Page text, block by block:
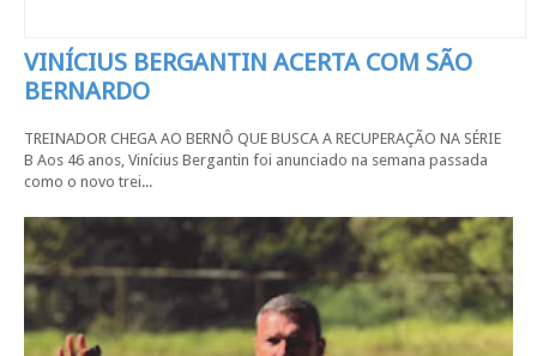
VINÍCIUS BERGANTIN ACERTA COM SÃO
BERNARDO
TREINADOR CHEGA AO BERNÔ QUE BUSCA A RECUPERAÇÃO NA SÉRIE
B Aos 46 anos, Vinícius Bergantin foi anunciado na semana passada
como o novo trei...